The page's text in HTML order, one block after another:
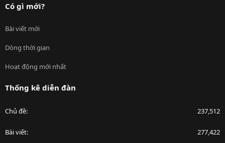
Có gì mới?
Bài viết mới
Dòng thời gian
Hoạt động mới nhất
Thống kê diễn đàn
Chủ đề 237,512
Bài viết 277,422